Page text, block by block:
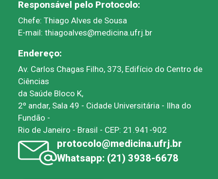
Responsável pelo Protocolo:
Chefe: Thiago Alves de Sousa
E-mail: thiagoalves@medicina.ufrj.br
Endereço:
Av. Carlos Chagas Filho, 373, Edifício do Centro de
Ciências
da Saúde Bloco K,
2º andar, Sala 49 - Cidade Universitária - Ilha do
Fundão -
Rio de Janeiro - Brasil - CEP: 21.941-902
protocolo@medicina.ufrj.br
Whatsapp: (21) 3938-6678